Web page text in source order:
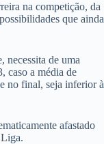
na competição, da
que ainda
necessita de uma
caso a média de
no final, seja inferior à
afastado